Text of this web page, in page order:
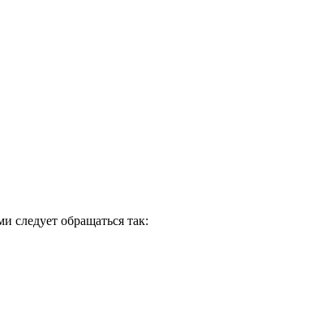
следует обращаться так: